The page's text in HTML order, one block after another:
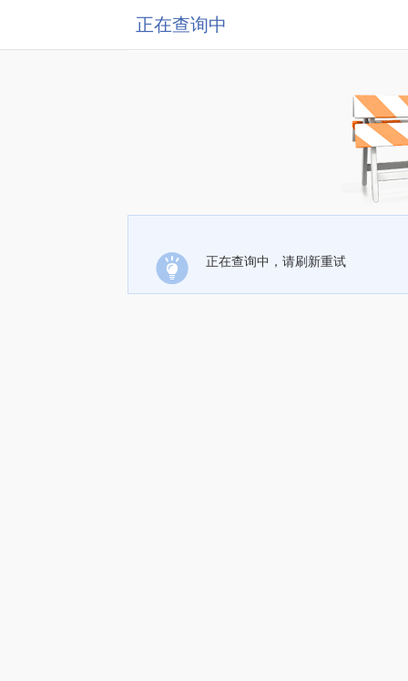
正在查询中
正在查询中，请刷新重试